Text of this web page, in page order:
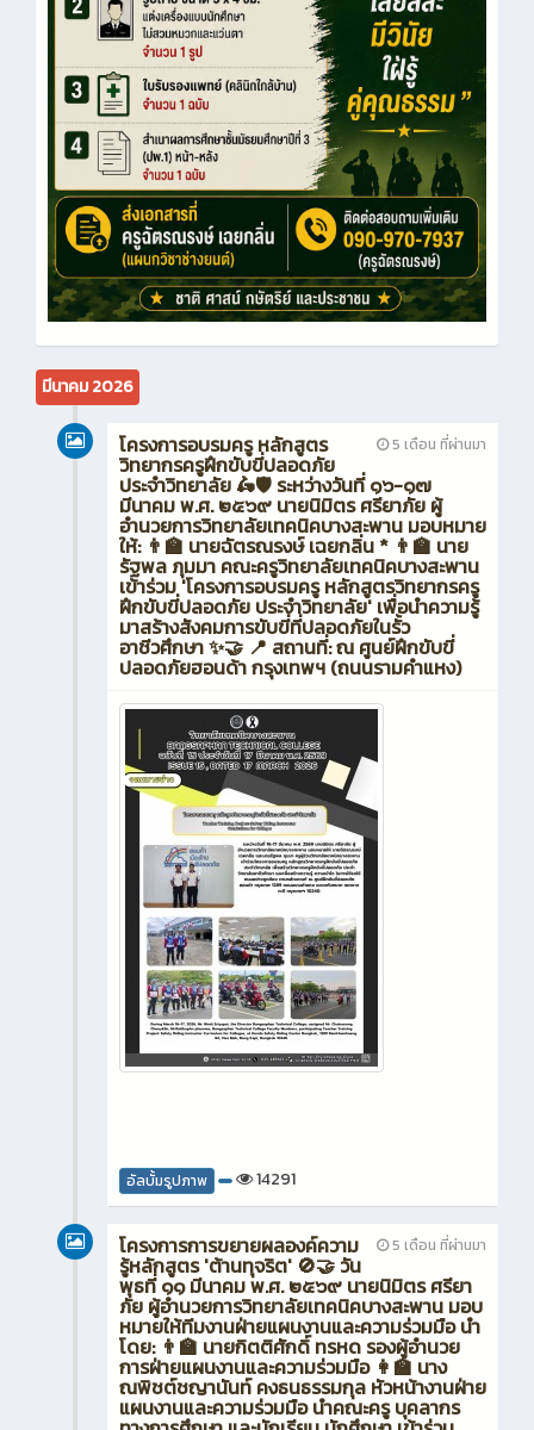
มีนาคม 2026
5 เดือน ที่ผ่านมา
โครงการอบรมครู หลักสูตร
วิทยากรครูฝึกขับขี่ปลอดภัย
ประจำวิทยาลัย 🛵🛡️ ระหว่างวันที่ ๑๖-๑๗
มีนาคม พ.ศ. ๒๕๖๙ นายนิมิตร ศรียาภัย ผู้
อำนวยการวิทยาลัยเทคนิคบางสะพาน มอบหมาย
ให้: 👨‍🏫 นายฉัตรณรงษ์ เฉยกลิ่น * 👨‍🏫 นาย
รัฐพล ภุมมา คณะครูวิทยาลัยเทคนิคบางสะพาน
เข้าร่วม 'โครงการอบรมครู หลักสูตรวิทยากรครู
ฝึกขับขี่ปลอดภัย ประจำวิทยาลัย' เพื่อนำความรู้
มาสร้างสังคมการขับขี่ที่ปลอดภัยในรั้ว
อาชีวศึกษา ✨🤝 📍 สถานที่: ณ ศูนย์ฝึกขับขี่
ปลอดภัยฮอนด้า กรุงเทพฯ (ถนนรามคำแหง)
อัลบั้มรูปภาพ 14291
5 เดือน ที่ผ่านมา
โครงการการขยายผลองค์ความ
รู้หลักสูตร 'ต้านทุจริต' 🚫🤝 วัน
พุธที่ ๑๑ มีนาคม พ.ศ. ๒๕๖๙ นายนิมิตร ศรียา
ภัย ผู้อำนวยการวิทยาลัยเทคนิคบางสะพาน มอบ
หมายให้ทีมงานฝ่ายแผนงานและความร่วมมือ นำ
โดย: 👨‍🏫 นายกิตติศักดิ์ ทรหด รองผู้อำนวย
การฝ่ายแผนงานและความร่วมมือ 👩‍🏫 นาง
ณพิชต์ชญานันท์ คงธนธรรมกุล หัวหน้างานฝ่าย
แผนงานและความร่วมมือ นำคณะครู บุคลากร